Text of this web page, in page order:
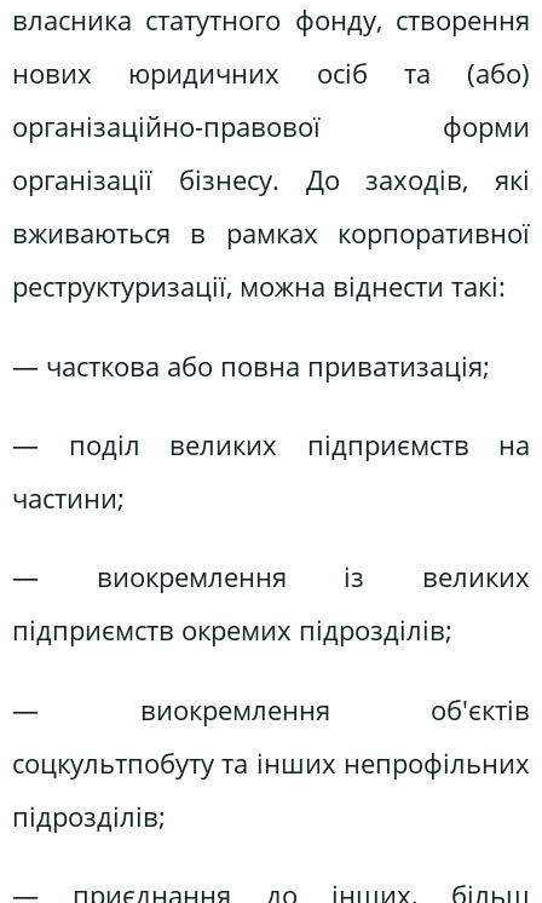
власника статутного фонду, створення
нових юридичних осіб та (або)
організаційно-правової форми
організації бізнесу. До заходів, які
вживаються в рамках корпоративної
реструктуризації, можна віднести такі:
— часткова або повна приватизація;
— поділ великих підприємств на
частини;
— виокремлення із великих
підприємств окремих підрозділів;
— виокремлення об'єктів
соцкультпобуту та інших непрофільних
підрозділів;
— приєднання до інших, більш